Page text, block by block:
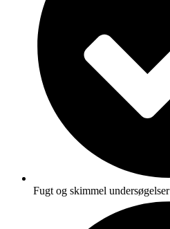
Fugt og skimmel undersøgelser